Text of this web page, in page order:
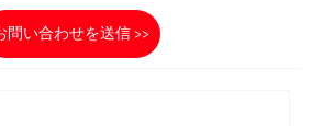
問い合わせを送信 >>